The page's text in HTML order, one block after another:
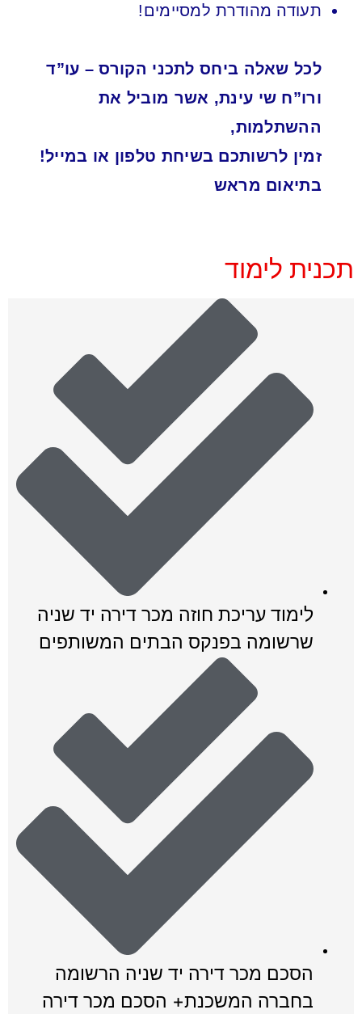
תעודה מהודרת למסיימים!
לכל שאלה ביחס לתכני הקורס – עו”ד
ורו”ח שי עינת, אשר מוביל את
ההשתלמות,
זמין לרשותכם בשיחת טלפון או במייל!
בתיאום מראש
תכנית לימוד
לימוד עריכת חוזה מכר דירה יד שניה
שרשומה בפנקס הבתים המשותפים
הסכם מכר דירה יד שניה הרשומה
בחברה המשכנת+ הסכם מכר דירה